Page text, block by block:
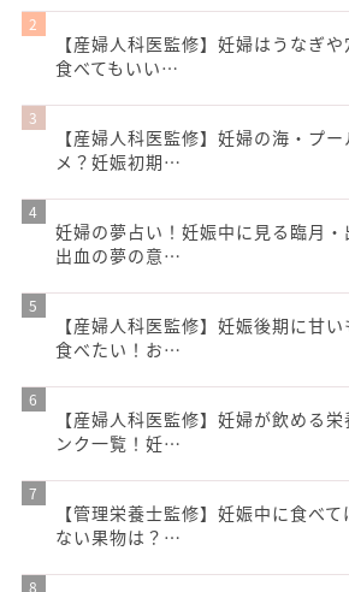
【産婦人科医監修】妊婦はうなぎや
食べてもいい…
【産婦人科医監修】妊婦の海・プー
メ？妊娠初期…
妊婦の夢占い！妊娠中に見る臨月・
出血の夢の意…
【産婦人科医監修】妊娠後期に甘
食べたい！お…
【産婦人科医監修】妊婦が飲める栄
ンク一覧！妊…
【管理栄養士監修】妊娠中に食べて
ない果物は？…